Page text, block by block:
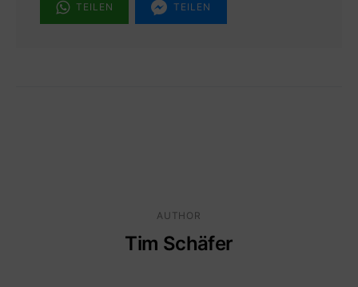
TEILEN TEILEN
AUTHOR
Tim Schäfer